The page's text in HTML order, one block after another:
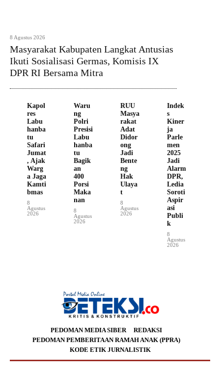
8 Agustus 2026
Masyarakat Kabupaten Langkat Antusias
Ikuti Sosialisasi Germas, Komisis IX
DPR RI Bersama Mitra
Kapol
res
Labu
hanba
tu
Safari
Jumat
, Ajak
Warg
a Jaga
Kamti
bmas
8
Agustus
2026
Waru
ng
Polri
Presisi
Labu
hanba
tu
Bagik
an
400
Porsi
Maka
nan
8
Agustus
2026
RUU
Masya
rakat
Adat
Didor
ong
Jadi
Bente
ng
Hak
Ulaya
t
8
Agustus
2026
Indek
s
Kiner
ja
Parle
men
2025
Jadi
Alarm
DPR,
Ledia
Soroti
Aspir
asi
Publi
k
8
Agustus
2026
PEDOMAN MEDIA SIBER
REDAKSI
PEDOMAN PEMBERITAAN RAMAH ANAK (PPRA)
KODE ETIK JURNALISTIK